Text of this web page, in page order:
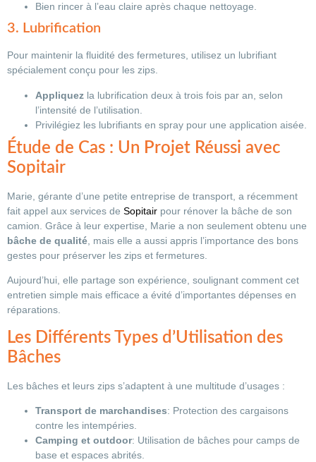
Bien rincer à l’eau claire après chaque nettoyage.
3. Lubrification
Pour maintenir la fluidité des fermetures, utilisez un lubrifiant
spécialement conçu pour les zips.
Appliquez la lubrification deux à trois fois par an, selon
l’intensité de l’utilisation.
Privilégiez les lubrifiants en spray pour une application aisée.
Étude de Cas : Un Projet Réussi avec
Sopitair
Marie, gérante d’une petite entreprise de transport, a récemment
fait appel aux services de Sopitair pour rénover la bâche de son
camion. Grâce à leur expertise, Marie a non seulement obtenu une
bâche de qualité , mais elle a aussi appris l’importance des bons
gestes pour préserver les zips et fermetures.
Aujourd’hui, elle partage son expérience, soulignant comment cet
entretien simple mais efficace a évité d’importantes dépenses en
réparations.
Les Différents Types d’Utilisation des
Bâches
Les bâches et leurs zips s’adaptent à une multitude d’usages :
Transport de marchandises: Protection des cargaisons
contre les intempéries.
Camping et outdoor: Utilisation de bâches pour camps de
base et espaces abrités.